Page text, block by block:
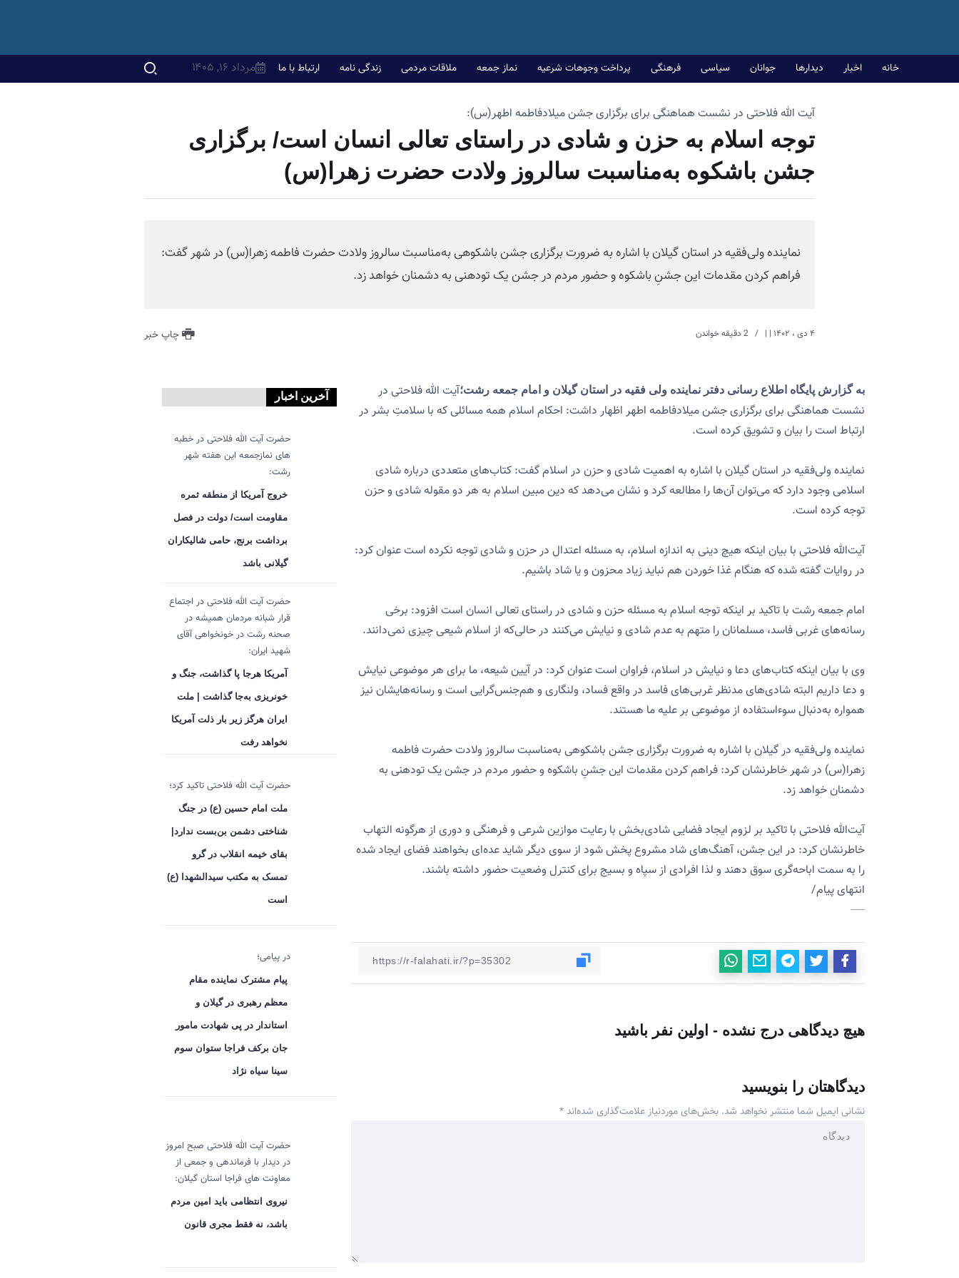
خانه اخبار دیدارها جوانان سیاسی فرهنگی پرداخت وجوهات شرعیه نماز جمعه ملاقات مردمی زندگی نامه ارتباط با ما مرداد ۱۶, ۱۴۰۵
آیت الله فلاحتی در نشست هماهنگی برای برگزاری جشن میلادفاطمه اطهر(س):
توجه اسلام به‌ حزن و شادی در راستای تعالی انسان است/ برگزاری
جشن باشکوه به‌مناسبت سالروز ولادت حضرت زهرا(س)
نماینده ولی‌فقیه در استان گیلان با اشاره به ضرورت برگزاری‌ جشن باشکوهی به‌مناسبت سالروز ولادت حضرت فاطمه زهرا(س) در شهر گفت:
فراهم کردن مقدمات این جشنِ باشکوه و حضور مردم در جشن یک تودهنی به دشمنان خواهد زد.
۴ دی ، ۱۴۰۲ | | چاپ خبر
به گزارش پایگاه اطلاع رسانی دفتر نماینده ولی فقیه در استان گیلان و امام جمعه رشت؛آیت الله فلاحتی در
نشست هماهنگی برای برگزاری جشن میلادفاطمه اطهر اظهار داشت: احکام اسلام همه مسائلی که با سلامتِ بشر در
ارتباط است را بیان و تشویق کرده است.
نماینده ولی‌فقیه در استان گیلان با اشاره به اهمیت شادی و حزن در اسلام گفت: کتاب‌های متعددی درباره شادی
اسلامی وجود دارد که می‌توان آن‌ها را مطالعه کرد و نشان می‌دهد که دین مبین اسلام به هر دو مقوله شادی و حزن
توجه کرده است‌.
آیت‌الله فلاحتی با بیان اینکه هیچ دینی به اندازه اسلام، به مسئله اعتدال در حزن و شادی توجه نکرده است عنوان کرد:
در روایات گفته شده که هنگام غذا خوردن هم نباید زیاد‌ محزون و یا شاد باشیم.
امام جمعه رشت با تاکید بر اینکه توجه اسلام به‌ مسئله حزن و شادی در راستای تعالی انسان است افزود: برخی
رسانه‌های غربی فاسد، مسلمانان را متهم به عدم شادی و نیایش می‌کنند در حالی‌که از اسلام شیعی چیزی نمی‌دانند.
وی با بیان اینکه کتاب‌های دعا و نیایش در اسلام، فراوان است عنوان کرد: در آیین شیعه، ما برای هر موضوعی نیایش
و دعا داریم البته شادی‌های مدنظر غربی‌های فاسد در واقع فساد، ولنگاری و هم‌جنس‌گرایی است و رسانه‌هایشان نیز
همواره به‌دنبال سوءاستفاده از موضوعی بر علیه ما هستند.
نماینده ولی‌فقیه در گیلان با اشاره به ضرورت برگزاری‌ جشن باشکوهی به‌مناسبت سالروز ولادت حضرت فاطمه
زهرا(س) در شهر خاطرنشان کرد: فراهم کردن مقدمات این جشنِ باشکوه و حضور مردم در جشن یک تودهنی به
دشمنان خواهد زد.
آیت‌الله فلاحتی با تاکید بر لزوم ایجاد فضایی شادی‌بخش با رعایت موازین شرعی و فرهنگی و دوری از هرگونه التهاب
خاطرنشان کرد: در این جشن، آهنگ‌های شاد مشروع پخش شود از سوی دیگر شاید عده‌ای بخواهند فضای ایجاد شده
را به سمت اباحه‌گری سوق دهند و لذا افرادی از سپاه و بسیج برای کنترل وضعیت حضور داشته باشند.
انتهای پیام/
هیچ دیدگاهی درج نشده - اولین نفر باشید
دیدگاهتان را بنویسید
نشانی ایمیل شما منتشر نخواهد شد. بخش‌های موردنیاز علامت‌گذاری شده‌اند*
آخرین اخبار
حضرت آیت الله فلاحتی در خطبه
های نمازجمعه این هفته شهر
رشت:
خروج آمریکا از منطقه ثمره
مقاومت است/ دولت در فصل
برداشت برنج، حامی شالیکاران
گیلانی باشد
حضرت آیت الله فلاحتی در اجتماع
قرار شبانه مردمان همیشه در
صحنه رشت در خونخواهی آقای
شهید ایران:
آمریکا هرجا پا گذاشت، جنگ و
خونریزی به‌جا گذاشت | ملت
ایران هرگز زیر بار ذلت آمریکا
نخواهد رفت
حضرت آیت الله فلاحتی تاکید کرد؛
ملت امام حسین (ع) در جنگ
شناختی دشمن بن‌بست ندارد|
بقای خیمه انقلاب در گرو
تمسک به مکتب سیدالشهدا (ع)
است
در پیامی؛
پیام مشترک نماینده مقام
معظم رهبری در گیلان و
استاندار در پی شهادت مامور
جان برکف فراجا ستوان سوم
سینا سیاه نژاد
حضرت آیت الله فلاحتی صبح امروز
در دیدار با فرماندهی و جمعی از
معاونت های فراجا استان گیلان:
نیروی انتظامی باید امین مردم
باشد، نه فقط مجری قانون